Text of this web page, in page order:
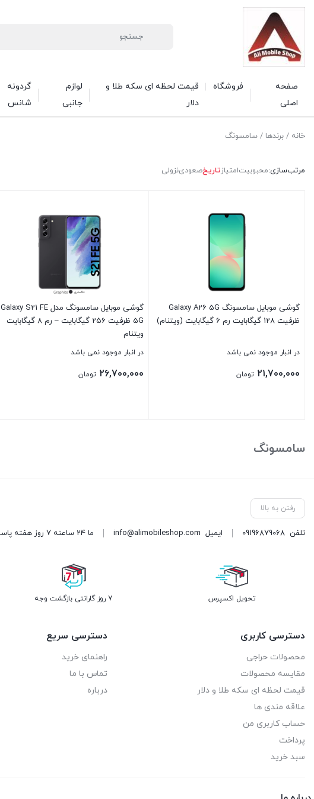
صفحه
اصلی
فروشگاه
قیمت لحظه ای سکه طلا و
دلار
لوازم
جانبی
گردونه
شانس
خانه / برندها / سامسونگ
مرتب‌سازی:محبوبیتامتیازتاریخصعودینزولی
گوشی موبايل سامسونگ Galaxy A26 5G
ظرفیت 128 گیگابایت رم 6 گیگابایت (ویتنام)
در انبار موجود نمی باشد
21,700,000 تومان
گوشی موبايل سامسونگ مدل Galaxy S21 FE
5G ظرفیت 256 گیگابایت – رم 8 گیگابایت
ویتنام
در انبار موجود نمی باشد
26,700,000 تومان
سامسونگ
رفتن به بالا
تلفن 09196879068 ایمیل info@alimobileshop.com ما 24 ساعته 7 روز هفته پاسخگوی شما هستیم
تحویل اکسپرس 7 روز گارانتی بازگشت وجه
دسترسی کاربری
محصولات حراجی
مقایسه محصولات
قیمت لحظه ای سکه طلا و دلار
علاقه مندی ها
حساب کاربری من
پرداخت
سبد خرید
دسترسی سریع
راهنمای خرید
تماس با ما
درباره